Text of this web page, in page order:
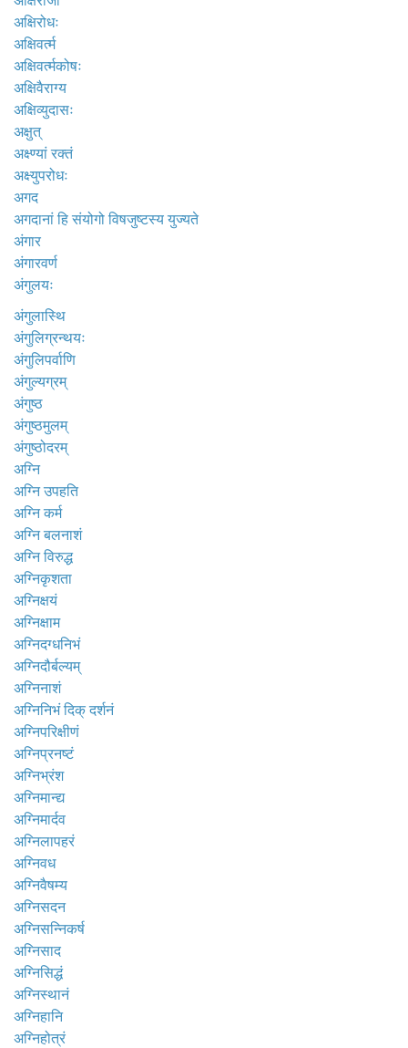
अक्षिरोधः
अक्षिवर्त्म
अक्षिवर्त्मकोषः
अक्षिवैराग्य
अक्षिव्युदासः
अक्षुत्
अक्ष्ण्यां रक्तं
अक्ष्युपरोधः
अगद
अगदानां हि संयोगो विषजुष्टस्य युज्यते
अंगार
अंगारवर्ण
अंगुलयः
अंगुलास्थि
अंगुलिग्रन्थयः
अंगुलिपर्वाणि
अंगुल्यग्रम्
अंगुष्ठ
अंगुष्ठमुलम्
अंगुष्ठोदरम्
अग्नि
अग्नि उपहति
अग्नि कर्म
अग्नि बलनाशं
अग्नि विरुद्ध
अग्निकृशता
अग्निक्षयं
अग्निक्षाम
अग्निदग्धनिभं
अग्निदौर्बल्यम्
अग्निनाशं
अग्निनिभं दिक् दर्शनं
अग्निपरिक्षीणं
अग्निप्रनष्टं
अग्निभ्रंश
अग्निमान्द्य
अग्निमार्दव
अग्निलापहरं
अग्निवध
अग्निवैषम्य
अग्निसदन
अग्निसन्निकर्ष
अग्निसाद
अग्निसिद्धं
अग्निस्थानं
अग्निहानि
अग्निहोत्रं